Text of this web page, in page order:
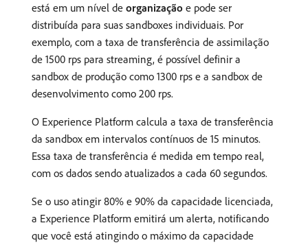
está em um nível de organização e pode ser
distribuída para suas sandboxes individuais. Por
exemplo, com a taxa de transferência de assimilação
de 1500 rps para streaming, é possível definir a
sandbox de produção como 1300 rps e a sandbox de
desenvolvimento como 200 rps.
O Experience Platform calcula a taxa de transferência
da sandbox em intervalos contínuos de 15 minutos.
Essa taxa de transferência é medida em tempo real,
com os dados sendo atualizados a cada 60 segundos.
Se o uso atingir 80% e 90% da capacidade licenciada,
a Experience Platform emitirá um alerta, notificando
que você está atingindo o máximo da capacidade